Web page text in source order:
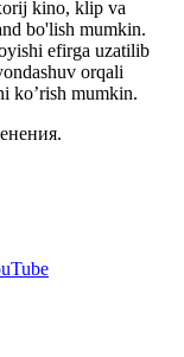
kino, klip va
bo'lish mumkin.
efirga uzatilib
orqali
ko’rish mumkin.